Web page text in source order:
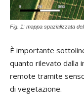
Fig. 1: mappa spazializzata
È importante
quanto rilevato dalla
remote tramite
di vegetazione.